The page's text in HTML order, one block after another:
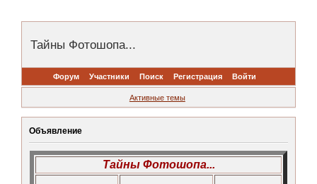
Тайны Фотошопа...
Форум Участники Поиск Регистрация Войти
Активные темы
Объявление
Тайны Фотошопа...